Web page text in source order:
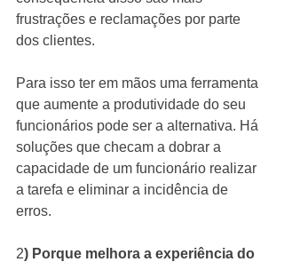
frustrações e reclamações por parte
dos clientes.
Para isso ter em mãos uma ferramenta
que aumente a produtividade do seu
funcionários pode ser a alternativa. Há
soluções que checam a dobrar a
capacidade de um funcionário realizar
a tarefa e eliminar a incidência de
erros.
2) Porque melhora a experiência do